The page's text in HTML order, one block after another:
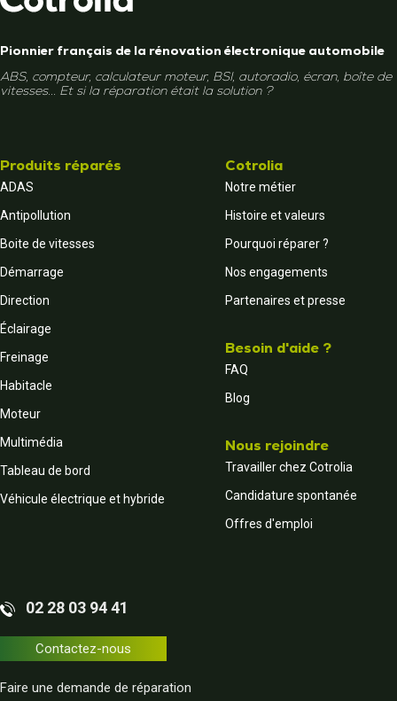
Pionnier français de la rénovation électronique automobile
ABS, compteur, calculateur moteur, BSI, autoradio, écran, boîte de
vitesses... Et si la réparation était la solution ?
Produits réparés
ADAS
Antipollution
Boite de vitesses
Démarrage
Direction
Éclairage
Freinage
Habitacle
Moteur
Multimédia
Tableau de bord
Véhicule électrique et hybride
Cotrolia
Notre métier
Histoire et valeurs
Pourquoi réparer ?
Nos engagements
Partenaires et presse
Besoin d'aide ?
FAQ
Blog
Nous rejoindre
Travailler chez Cotrolia
Candidature spontanée
Offres d'emploi
02 28 03 94 41
Contactez-nous
Faire une demande de réparation